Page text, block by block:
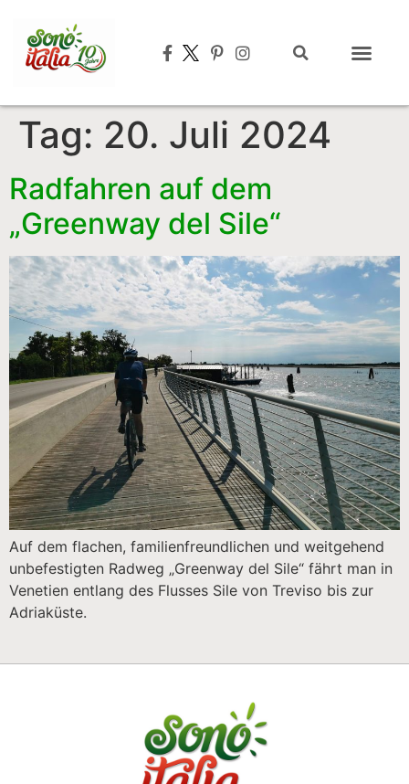
Tag: 20. Juli 2024
Radfahren auf dem
„Greenway del Sile“
Auf dem flachen, familienfreundlichen und weitgehend
unbefestigten Radweg „Greenway del Sile“ fährt man in
Venetien entlang des Flusses Sile von Treviso bis zur
Adriaküste.